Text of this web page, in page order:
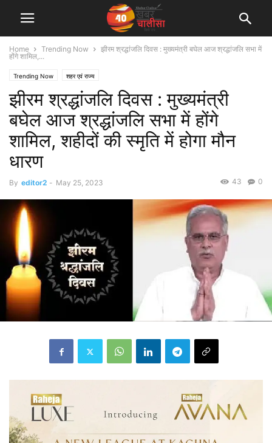
Home Trending Now
झीरम श्रद्धांजलि दिवस : मुख्यमंत्री बघेल आज श्रद्धांजलि सभा में
होंगे शामिल,...
Trending Now शहर एवं राज्य
झीरम श्रद्धांजलि दिवस : मुख्यमंत्री
बघेल आज श्रद्धांजलि सभा में होंगे
शामिल, शहीदों की स्मृति में होगा मौन
धारण
By editor2 - May 25, 2023 0
43